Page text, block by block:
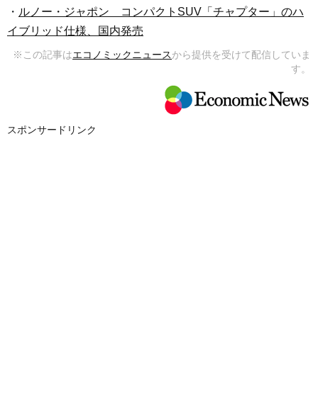
・ ルノー・ジャポン コンパクトSUV「チャプター」のハ
イブリッド仕様、国内発売
※この記事はエコノミックニュースから提供を受けて配信していま
す。
スポンサードリンク